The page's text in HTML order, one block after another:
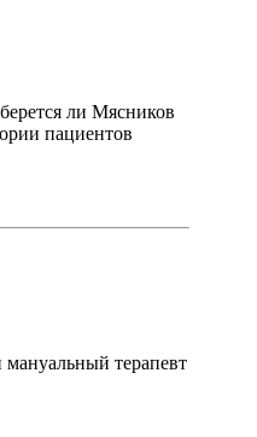
ли Мясников
пациентов
терапевт